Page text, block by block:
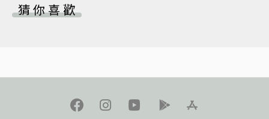
猜你喜歡